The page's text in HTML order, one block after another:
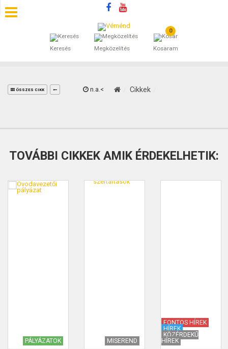
Keresés Megközelítés
0
Kosaram
SZÁLLÁSOK
ÁLTALÁNOS SZERZŐDÉSI FELTÉTELEK
ÖSSZES CIKK n.a.< Cikkek
TOVÁBBI CIKKEK AMIK ÉRDEKELHETIK:
PÁLYÁZATOK MISEREND
FONTOS HÍREK
HÍREK
KÖZÉRDEKŰ
HÍREK